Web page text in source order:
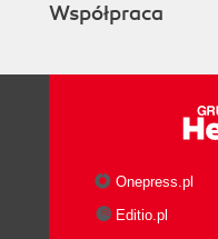
Współpraca
Onepress.pl
Editio.pl